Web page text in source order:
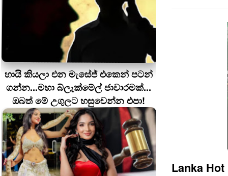
හායි කියලා එන මැසේජ් එකෙන් පටන්
ගන්න...මහා බ්ලැක්මේල් ජාවාරමක්...
ඔබත් මේ උගුලට හසුවෙන්න එපා!
Lanka